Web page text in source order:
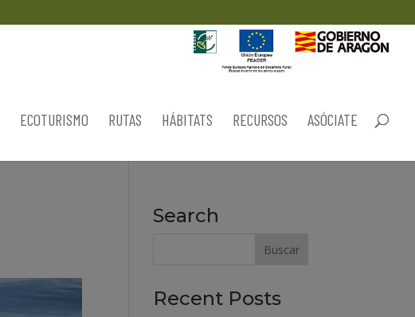
ECOTURISMO RUTAS HÁBITATS RECURSOS ASÓCIATE
Search
Recent Posts